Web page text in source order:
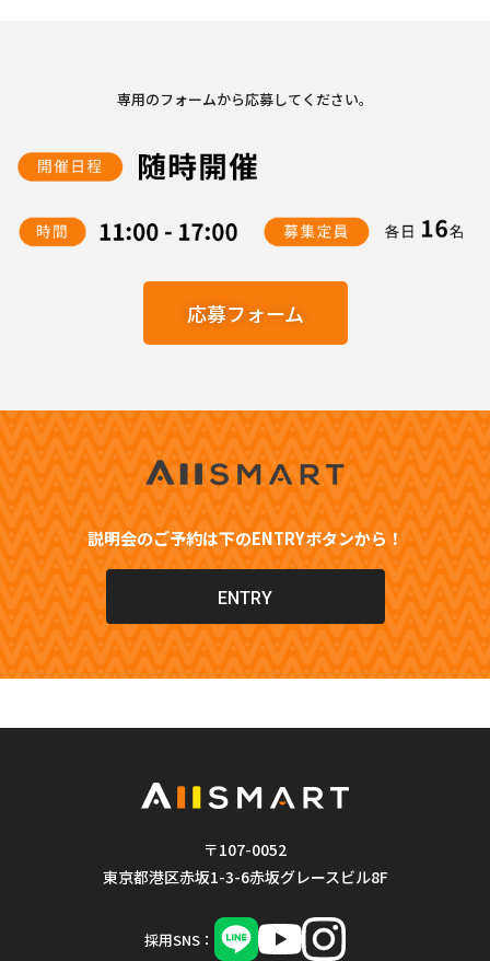
専用のフォームから応募してください。
応募フォーム
説明会のご予約は下のENTRYボタンから！
ENTRY
〒107-0052
東京都港区赤坂1-3-6赤坂グレースビル8F
採用SNS：